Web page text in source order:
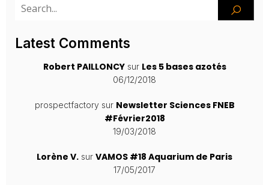
Latest Comments
Robert PAILLONCYsur Les 5 bases azotés
06/12/2018
prospectfactorysur Newsletter Sciences FNEB
#Février2018
19/03/2018
Lorène V. sur VAMOS #18 Aquarium de Paris
17/05/2017